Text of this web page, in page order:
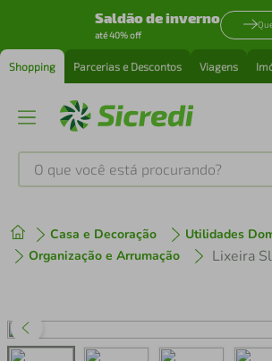
Saldão de inverno
até 40% off
Shopping Parcerias e Descontos Viagens
O que você está procurando?
Casa e Decoração
Utilidades
Organização e Arrumação
1º tenis
3º perfume